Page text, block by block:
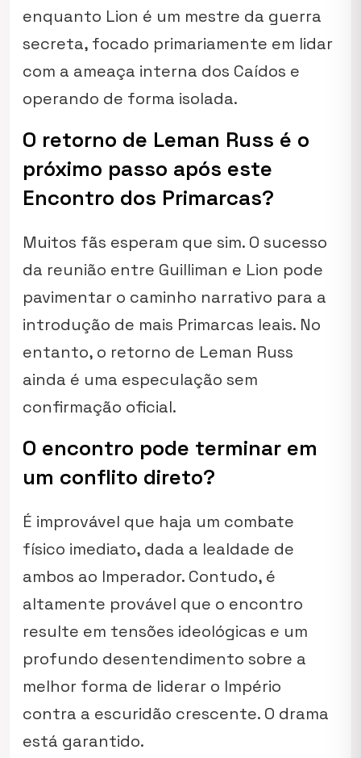
enquanto Lion é um mestre da guerra
secreta, focado primariamente em lidar
com a ameaça interna dos Caídos e
operando de forma isolada.
O retorno de Leman Russ é o
próximo passo após este
Encontro dos Primarcas?
Muitos fãs esperam que sim. O sucesso
da reunião entre Guilliman e Lion pode
pavimentar o caminho narrativo para a
introdução de mais Primarcas leais. No
entanto, o retorno de Leman Russ
ainda é uma especulação sem
confirmação oficial.
O encontro pode terminar em
um conflito direto?
É improvável que haja um combate
físico imediato, dada a lealdade de
ambos ao Imperador. Contudo, é
altamente provável que o encontro
resulte em tensões ideológicas e um
profundo desentendimento sobre a
melhor forma de liderar o Império
contra a escuridão crescente. O drama
está garantido.